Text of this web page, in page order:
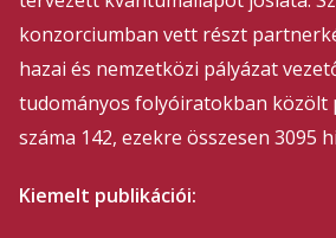
konzorciumban vett részt
hazai és nemzetközi pályázat
tudományos folyóiratokban közölt
száma 142, ezekre összesen 3095
Kiemelt publikációi: